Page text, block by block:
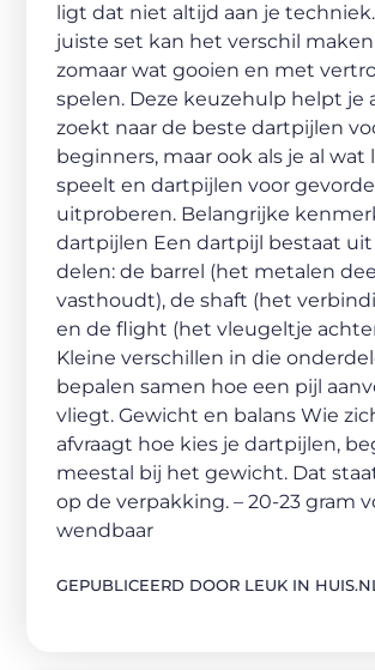
ligt dat niet altijd aan je
juiste set kan het verschil
zomaar wat gooien en met
spelen. Deze keuzehulp helpt je
zoekt naar de beste dartpijlen
beginners, maar ook als je al wat
speelt en dartpijlen voor
uitproberen. Belangrijke
dartpijlen Een dartpijl bestaat uit
delen: de barrel (het metalen
vasthoudt), de shaft (het
en de flight (het vleugeltje
Kleine verschillen in die
bepalen samen hoe een pijl
vliegt. Gewicht en balans Wie
afvraagt hoe kies je dartpijlen,
meestal bij het gewicht. Dat
op de verpakking. – 20-23 gram
wendbaar
GEPUBLICEERD DOOR LEUK IN